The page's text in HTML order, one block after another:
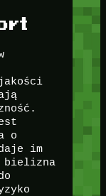
o
im
bielizna